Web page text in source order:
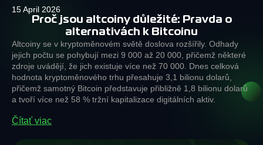
15 April 2026
Proč jsou altcoiny důležité: Pravda o
alternativách k Bitcoinu
Altcoiny se v kryptoměnovém světě doslova rozšířily. Odhady
jejich počtu se pohybují mezi 9 000 až 20 000, přičemž některé
zdroje uvádějí, že jich existuje více než 70 000. Dnes celková
hodnota kryptoměnového trhu přesahuje 3,1 bilionu dolarů,
přičemž samotný Bitcoin představuje přibližně 1,8 bilionu dolarů
a tvoří více než 58 % tržní kapitalizace digitálních aktiv.
Čítať viac